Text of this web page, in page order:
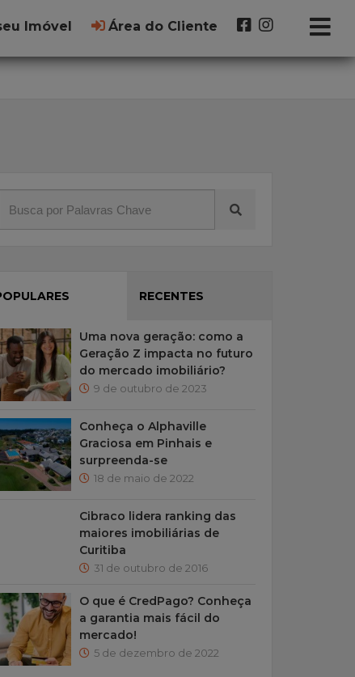
Imóvel Área do Cliente
RECENTES
Uma nova geração: como a
Geração Z impacta no futuro
do mercado imobiliário?
9 de outubro de 2023
Conheça o Alphaville
Graciosa em Pinhais e
surpreenda-se
18 de maio de 2022
Cibraco lidera ranking das
maiores imobiliárias de
Curitiba
31 de outubro de 2016
O que é CredPago? Conheça
a garantia mais fácil do
mercado!
5 de dezembro de 2022